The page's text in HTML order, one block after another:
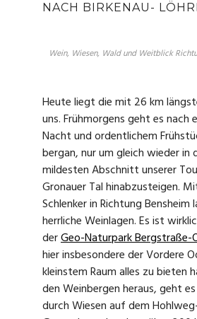
NACH BIRKENAU-
Wein, Wiesen, Wald und Weitblick
Heute liegt die mit 26 km
uns. Frühmorgens geht es nach
Nacht und ordentlichem
bergan, nur um gleich wieder in
mildesten Abschnitt unserer
Gronauer Tal hinabzusteigen.
Schlenker in Richtung
herrliche Weinlagen. Es ist
derGeo-Naturpark Bergstraße-
hier insbesondere der Vordere
kleinstem Raum alles zu bieten
den Weinbergen heraus, geht
durch Wiesen auf dem